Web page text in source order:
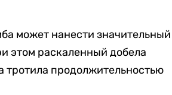
может нанести значительный
этом раскаленный добела
продолжительностью